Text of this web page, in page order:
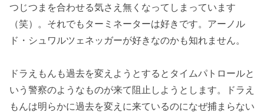
つじつまを合わせる気さえ無くなってしまっています
（笑）。それでもターミネーターは好きです。アーノル
ド・シュワルツェネッガーが好きなのかも知れません。
ドラえもんも過去を変えようとするとタイムパトロールと
いう警察のようなものが来て阻止しようとします。ドラえ
もんは明らかに過去を変えに来ているのになぜ捕まらない